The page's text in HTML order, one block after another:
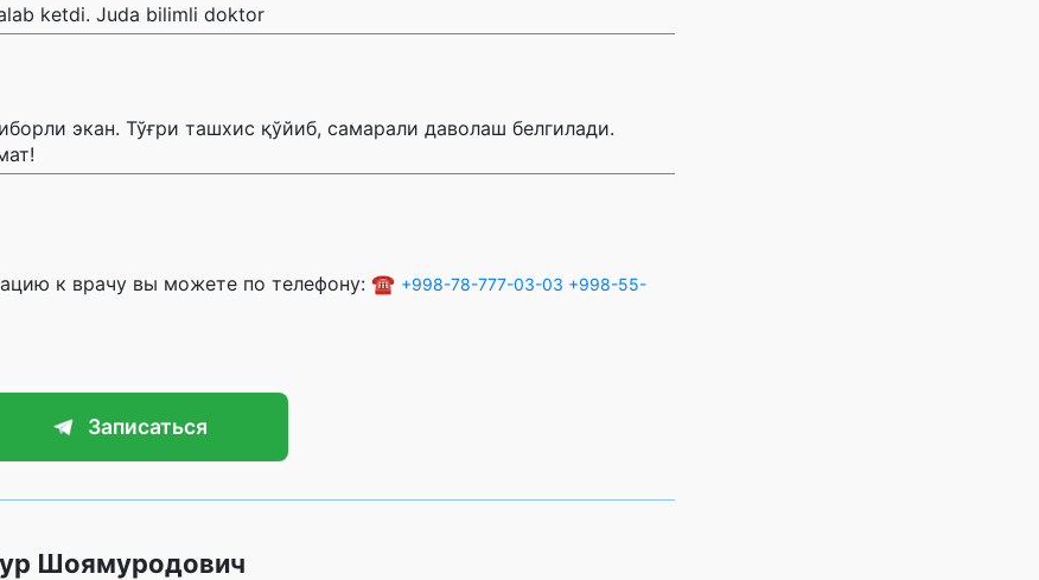
ketdi. Juda bilimli doktor
экан. Тўғри ташхис қўйиб, самарали даволаш белгилади.
к врачу вы можете по телефону: ☎️ +998-78-777-03-03 +998-55-
Записаться
Шоямуродович